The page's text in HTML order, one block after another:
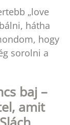
„love
hátha
hogy
sorolni a
baj –
amit